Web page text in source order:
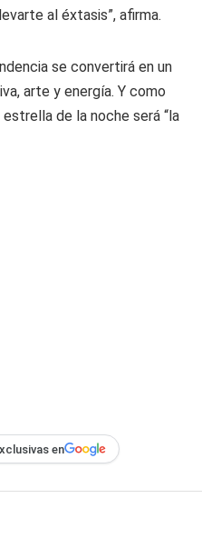
al éxtasis”, afirma.
se convertirá en un
arte y energía. Y como
de la noche será “la
en